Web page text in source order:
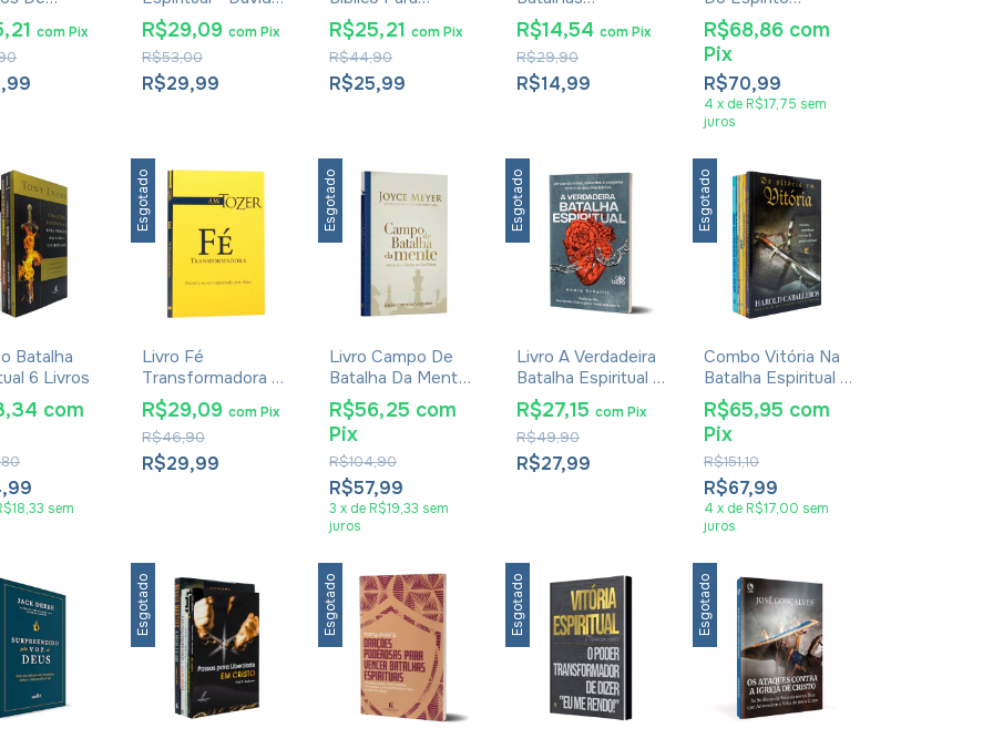
- Francis
comPix
Powlison
R$29,99
R$53,00
R$29,09 comPix
Batalha Espiritual E
Libertação - John
Eckhardt
R$25,99
R$44,90
R$25,21 comPix
Espirituais - David
Jeremiah
R$14,99
R$29,90
R$14,54 comPix
Sobrenatural -
David Rebollo
R$70,99
R$68,86 com
Pix
4 x de R$17,75 sem
juros
Batalha
6 Livros
com
sem
Esgotado
Livro Fé
Transformadora -
A. W. Tozer
R$29,99
R$46,90
R$29,09 comPix
Esgotado
Livro Campo De
Batalha Da Mente
Edição 30 Anos -
Joyce Meyer
R$57,99
R$104,90
R$56,25 com
Pix
3 x de R$19,33 sem
juros
Esgotado
Livro A Verdadeira
Batalha Espiritual -
André Schalitt
R$27,99
R$49,90
R$27,15 comPix
Esgotado
Combo Vitória Na
Batalha Espiritual 5
Livros
R$67,99
R$151,10
R$65,95 com
Pix
4 x de R$17,00 sem
juros
Esgotado Esgotado Esgotado Esgotado